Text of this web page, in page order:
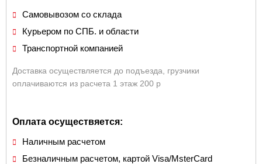
Самовывозом со склада
Курьером по СПБ. и области
Транспортной компанией
Доставка осуществляется до подъезда, грузчики
оплачиваются из расчета 1 этаж 200 р
Оплата осуществяется:
Наличным расчетом
Безналичным расчетом, картой Visa/MsterCard